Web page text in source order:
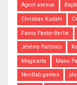
Agent avenue
Christian Kudahl
Fanny Pastor-Berlie
Jérémy Partinico
Magicarta Manu
Nerdlab games